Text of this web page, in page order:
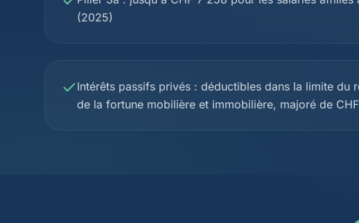
(2025)
Intérêts passifs privés : déductibles dans la limite du
de la fortune mobilière et immobilière, majoré de